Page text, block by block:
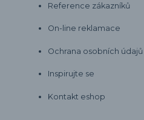
Reference zákazníků
On-line reklamace
Ochrana osobních údajů
Inspirujte se
Kontakt eshop